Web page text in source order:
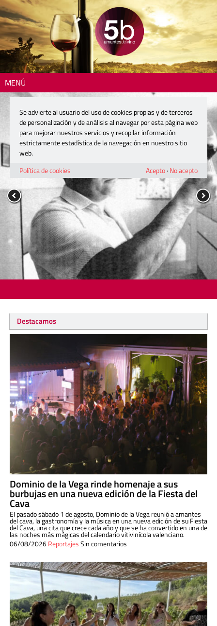
MENÚ
Destacamos
Dominio de la Vega rinde homenaje a sus
burbujas en una nueva edición de la Fiesta del
Cava
El pasado sábado 1 de agosto, Dominio de la Vega reunió a amantes
del cava, la gastronomía y la música en una nueva edición de su Fiesta
del Cava, una cita que crece cada año y que se ha convertido en una de
las noches más mágicas del calendario vitivinícola valenciano.
06/08/2026ReportajesSin comentarios
Se advierte al usuario del uso de cookies propias y de terceros
de personalización y de análisis al navegar por esta página web
para mejorar nuestros servicios y recopilar información
estrictamente estadística de la navegación en nuestro sitio
web.
Política de cookies
Acepto· No acepto